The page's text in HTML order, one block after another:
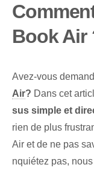
Book Air
Avez-vous
Air? Dans cet
sus simple et
rien de plus
Air et de ne pas
nquiétez pas,